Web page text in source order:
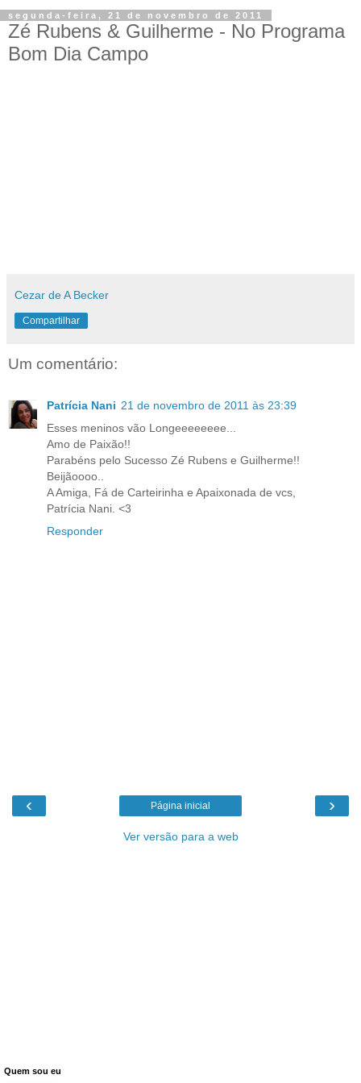
segunda-feira, 21 de novembro de 2011
Zé Rubens & Guilherme - No Programa
Cezar de A Becker
Compartilhar
Um comentário:
Patrícia Nani 21 de novembro de 2011 às 23:39
Esses meninos vão Longeeeeeeee...
Amo de Paixão!!
Parabéns pelo Sucesso Zé Rubens e Guilherme!!
Beijãoooo..
A Amiga, Fá de Carteirinha e Apaixonada de vcs,
Patrícia Nani. <3
Responder
‹ ›
Página inicial
Ver versão para a web
Quem sou eu